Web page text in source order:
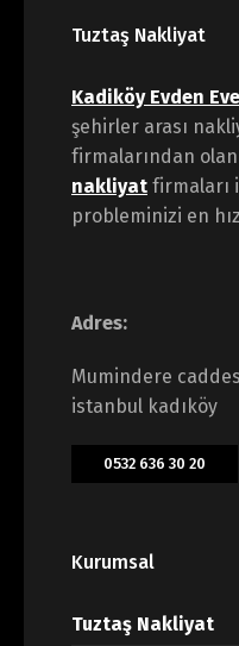
Tuztaş Nakliyat
Kadiköy Evden
şehirler arası
firmalarından
nakliyat firmaları
probleminizi en
Adres:
Mumindere
istanbul kadıköy
0532 636 30 20
Kurumsal
Tuztaş Nakliyat